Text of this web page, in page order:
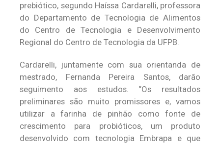
prebiótico, segundo Haíssa Cardarelli, professora
do Departamento de Tecnologia de Alimentos
do Centro de Tecnologia e Desenvolvimento
Regional do Centro de Tecnologia da UFPB.
Cardarelli, juntamente com sua orientanda de
mestrado, Fernanda Pereira Santos, darão
seguimento aos estudos. “Os resultados
preliminares são muito promissores e, vamos
utilizar a farinha de pinhão como fonte de
crescimento para probióticos, um produto
desenvolvido com tecnologia Embrapa e que